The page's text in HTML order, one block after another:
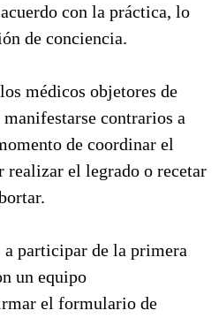
con la práctica, lo
de conciencia.
médicos objetores de
contrarios a
de coordinar el
realizar el legrado o recetar
a participar de la primera
un equipo
el formulario de